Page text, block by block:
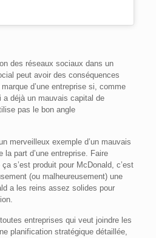
des réseaux sociaux dans un
peut avoir des conséquences
d’une entreprise si, comme
a déjà un mauvais capital de
pas le bon angle
merveilleux exemple d’un mauvais
la part d’une entreprise. Faire
s’est produit pour McDonald, c’est
(ou malheureusement) une
a les reins assez solides pour
entreprises qui veut joindre les
planification stratégique détaillée,